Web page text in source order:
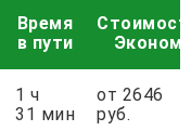
Время
в пути
Эконом
1 ч
31 мин
от 2646
руб.